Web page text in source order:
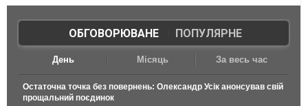
ОБГОВОРЮВАНЕ| ПОПУЛЯРНЕ
День Місяць За весь час
Остаточна точка без повернень: Олександр Усік анонсував свій
прощальний поєдинок